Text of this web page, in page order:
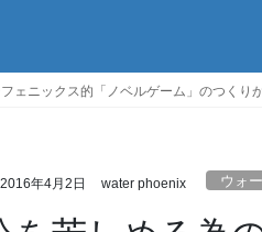
ェニックス的「ノベルゲーム」のつくり
2016年4月2日 water phoenix ウォ